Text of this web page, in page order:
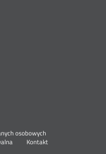
osobowych
Kontakt